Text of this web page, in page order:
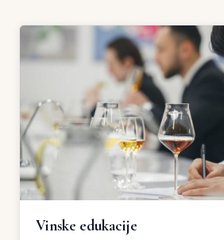
Vinske edukacije